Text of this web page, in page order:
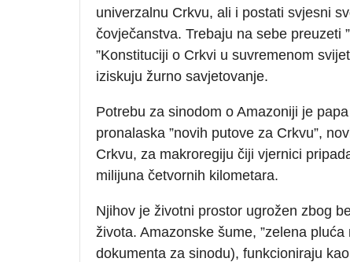
univerzalnu Crkvu, ali i postati svjesni
čovječanstva. Trebaju na sebe preuzeti
”Konstituciji o Crkvi u suvremenom
iziskuju žurno savjetovanje.
Potrebu za sinodom o Amazoniji je
pronalaska ”novih putove za Crkvu”,
Crkvu, za makroregiju čiji vjernici
milijuna četvornih kilometara.
Njihov je životni prostor ugrožen zbog
života. Amazonske šume, ”zelena
dokumenta za sinodu), funkcioniraju